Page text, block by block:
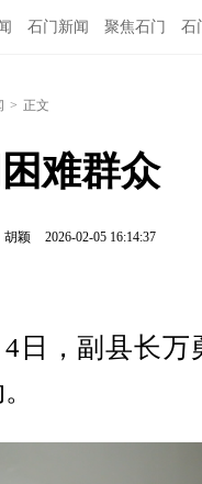
石门新闻 聚焦石门 石
> 正文
难群众
胡颖 2026-02-05 16:14:37
4日，副县长万